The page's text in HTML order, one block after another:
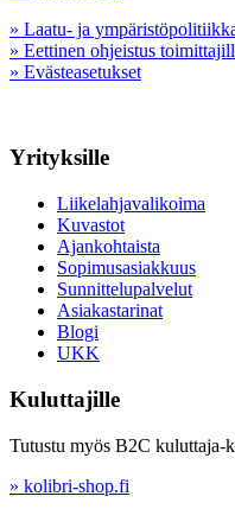
» Laatu- ja
» Eettinen ohjeistus
» Evästeasetukset
Yrityksille
Liikelahjavalikoima
Kuvastot
Ajankohtaista
Sopimusasiakkuus
Sunnittelupalvelut
Asiakastarinat
Blogi
UKK
Kuluttajille
Tutustu myös B2C kuluttaja-
» kolibri-shop.fi